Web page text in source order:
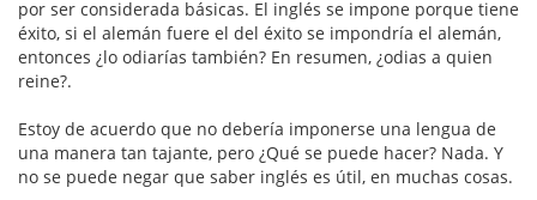
por ser considerada básicas. El inglés se impone porque tiene
éxito, si el alemán fuere el del éxito se impondría el alemán,
entonces ¿lo odiarías también? En resumen, ¿odias a quien
reine?.
Estoy de acuerdo que no debería imponerse una lengua de
una manera tan tajante, pero ¿Qué se puede hacer? Nada. Y
no se puede negar que saber inglés es útil, en muchas cosas.